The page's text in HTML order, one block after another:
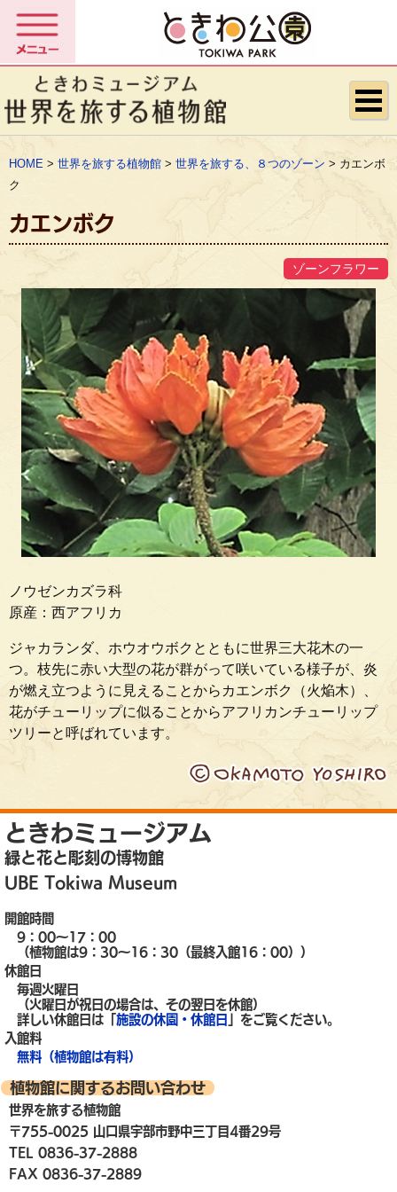
HOME > 世界を旅する植物館 > 世界を旅する、８つのゾーン > カエンボ
ク
カエンボク
ゾーンフラワー
ノウゼンカズラ科
原産：西アフリカ
ジャカランダ、ホウオウボクとともに世界三大花木の一
つ。枝先に赤い大型の花が群がって咲いている様子が、炎
が燃え立つように見えることからカエンボク（火焔木）、
花がチューリップに似ることからアフリカンチューリップ
ツリーと呼ばれています。
ときわミュージアム
緑と花と彫刻の博物館
UBE Tokiwa Museum
開館時間
9：00～17：00
（植物館は9：30～16：30（最終入館16：00））
休館日
毎週火曜日
（火曜日が祝日の場合は、その翌日を休館）
詳しい休館日は「施設の休園・休館日
」をご覧ください。
入館料
無料（植物館は有料）
植物館に関するお問い合わせ
世界を旅する植物館
〒755-0025 山口県宇部市野中三丁目4番29号
TEL 0836-37-2888
FAX 0836-37-2889